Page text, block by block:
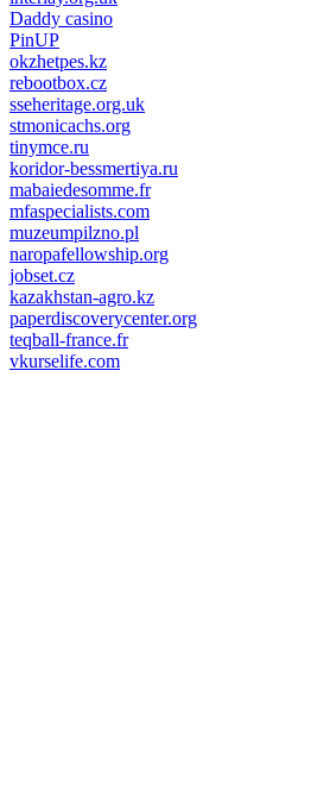
Daddy casino
PinUP
okzhetpes.kz
rebootbox.cz
sseheritage.org.uk
stmonicachs.org
tinymce.ru
koridor-bessmertiya.ru
mabaiedesomme.fr
mfaspecialists.com
muzeumpilzno.pl
naropafellowship.org
jobset.cz
kazakhstan-agro.kz
paperdiscoverycenter.org
teqball-france.fr
vkurselife.com